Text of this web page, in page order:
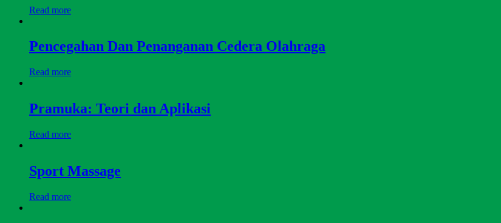
Read more
Pencegahan Dan Penanganan Cedera Olahraga
Read more
Pramuka: Teori dan Aplikasi
Read more
Sport Massage
Read more